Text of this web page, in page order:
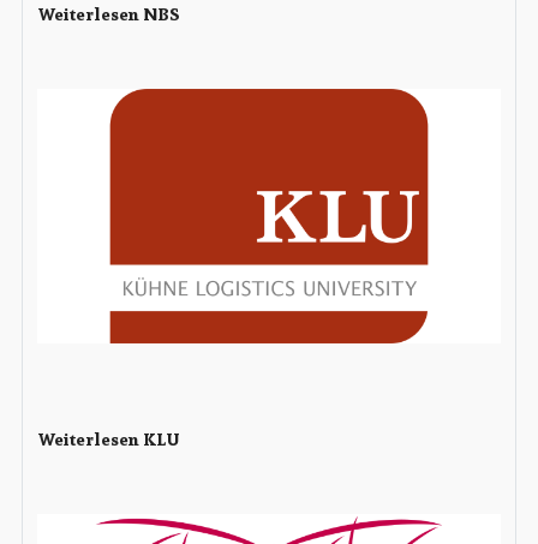
Weiterlesen NBS
Weiterlesen KLU